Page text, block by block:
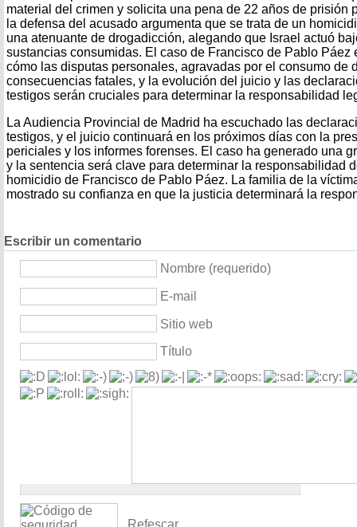
material del crimen y solicita una pena de 22 años de prisión
la defensa del acusado argumenta que se trata de un
una atenuante de drogadicción, alegando que Israel actuó
sustancias consumidas. El caso de Francisco de Pablo Páez
cómo las disputas personales, agravadas por el consumo de
consecuencias fatales, y la evolución del juicio y las
testigos serán cruciales para determinar la responsabilidad
La Audiencia Provincial de Madrid ha escuchado las
testigos, y el juicio continuará en los próximos días con la
periciales y los informes forenses. El caso ha generado una
y la sentencia será clave para determinar la responsabilidad
homicidio de Francisco de Pablo Páez. La familia de la
mostrado su confianza en que la justicia determinará la
Escribir un comentario
Nombre (requerido)
E-mail
Sitio web
Título